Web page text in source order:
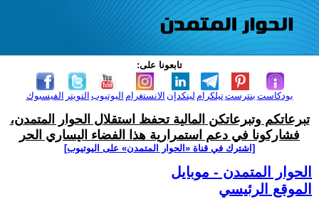
تابعونا على:
الفيسبوك التويتر اليوتيوب الانستغرام لينكدإن تيلكرامبنترست بودكاست
تبرعاتكم وتبرعاتكن المالية تحفظ استقلال الحوار المتمدن،
فشاركونا في دعم استمرارية هذا الفضاء اليساري الحر
[اشترك في قناة ‫«الحوار المتمدن» على اليوتيوب]
الحوار المتمدن - موبايل
الموقع الرئيسي